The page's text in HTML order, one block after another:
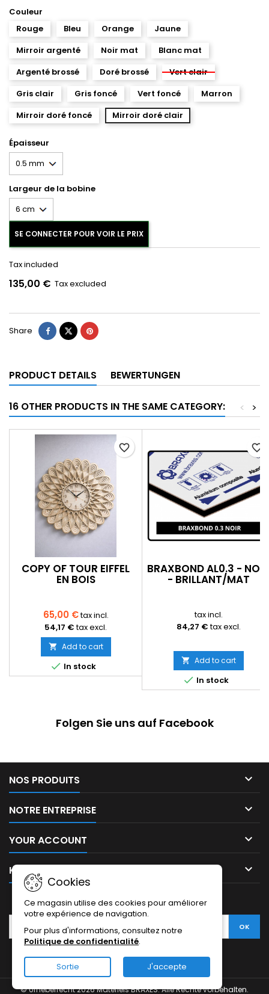
Couleur
Rouge
Bleu Orange
Jaune
Mirroir argenté
Noir mat
Blanc mat
Argenté brossé
Doré brossé
Vert clair
Gris clair
Gris foncé Vert foncé
Marron
Mirroir doré foncé
Mirroir doré clair
Épaisseur
Largeur de la bobine
SE CONNECTER POUR VOIR LE PRIX
Tax included
135,00 € Tax excluded
Share
PRODUCT DETAILS BEWERTUNGEN
16 OTHER PRODUCTS IN THE SAME CATEGORY: >
<
COPY OF TOUR EIFFEL
EN BOIS
65,00 €tax incl.
54,17 € tax excl.
 Add to cart
 In stock
favorite_border
BRAXBOND AL0.3 - NOIR
- BRILLANT/MAT
tax incl.
84,27 €tax excl.
 Add to cart
 In stock
favorite_border
Folgen Sie uns auf Facebook
NOS PRODUITS 
NOTRE ENTREPRISE 
YOUR ACCOUNT 
KONTAKT 
Cookies
Ce magasin utilise des cookies pour améliorer
votre expérience de navigation.
Pour plus d'informations, consultez notre
Politique de confidentialité.
Sortie J'accepte
NEWSLETTER
© Urheberrecht 2026 Matériels BRAXES. Alle Rechte vorbehalten.